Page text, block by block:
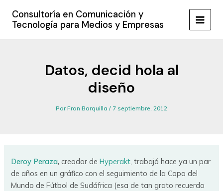
contenido
Consultoría en Comunicación y
Tecnología para Medios y Empresas
MAIN
Datos, decid hola al
diseño
PorFran Barquilla / 7 septiembre, 2012
Deroy Peraza, creador deHyperakt, trabajó hace ya un par
de años en un gráfico con el seguimiento de la Copa del
Mundo de Fútbol de Sudáfrica (esa de tan grato recuerdo